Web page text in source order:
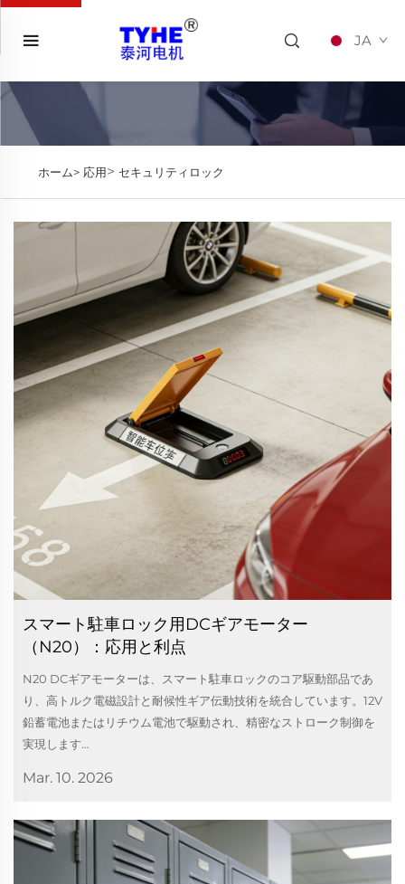
JA
ホーム> 応用> セキュリティロック
スマート駐車ロック用DCギアモーター
（N20）：応用と利点
N20 DCギアモーターは、スマート駐車ロックのコア駆動部品であ
り、高トルク電磁設計と耐候性ギア伝動技術を統合しています。12V
鉛蓄電池またはリチウム電池で駆動され、精密なストローク制御を
実現します…
Mar. 10. 2026